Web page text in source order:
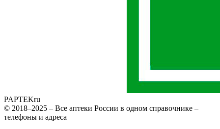
PAPTEKru
© 2018–2025 – Все аптеки России в одном справочнике –
телефоны и адреса